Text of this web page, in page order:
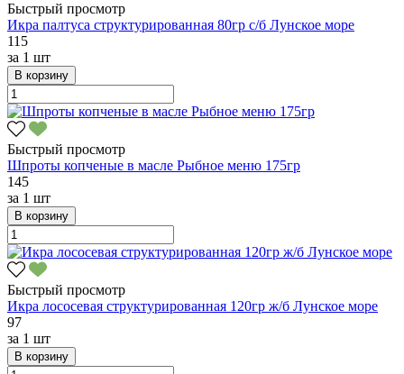
Быстрый просмотр
Икра палтуса структурированная 80гр с/б Лунское море
115
за 1 шт
В корзину
Быстрый просмотр
Шпроты копченые в масле Рыбное меню 175гр
145
за 1 шт
В корзину
Быстрый просмотр
Икра лососевая структурированная 120гр ж/б Лунское море
97
за 1 шт
В корзину